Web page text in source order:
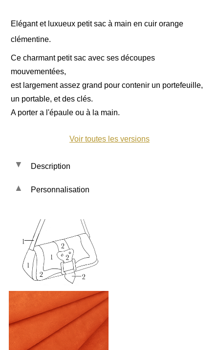
Elégant et luxueux petit sac à main en cuir orange
clémentine.
Ce charmant petit sac avec ses découpes
mouvementées,
est largement assez grand pour contenir un portefeuille,
un portable, et des clés.
A porter a l'épaule ou à la main.
Voir toutes les versions
Description
Les cuirs et tissus :
La doublure est en tissu
Dimensions du sac :
- Le fond au plus large : 28 x 8 centimètres
- La hauteur sans les poignées : 12 centimètres
- La hauteur avec la bandoulière : 32
centimètres
Personnalisation